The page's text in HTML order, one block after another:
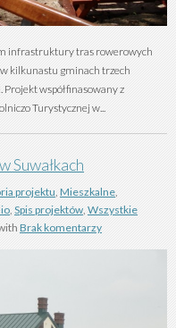
infrastruktury tras rowerowych
kilkunastu gminach trzech
współfinasowany z
Turystycznej w...
Suwałkach
projektu Mieszkalne
Spis projektów Wszystkie
Brak komentarzy